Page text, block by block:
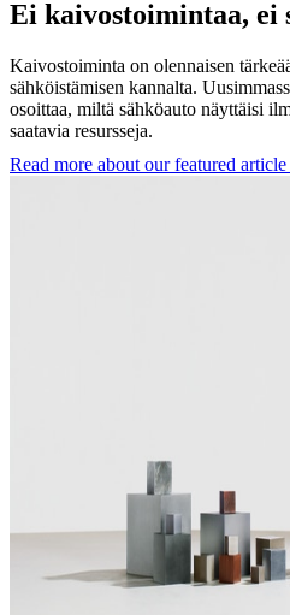
Ei kaivostoimintaa, ei
Kaivostoiminta on olennaisen
sähköistämisen kannalta.
osoittaa, miltä sähköauto näyttäisi
saatavia resursseja.
Read more about our featured article